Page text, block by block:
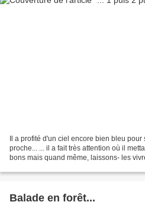
Il a profité d'un ciel encore bien bleu
proche... ... il a fait très attention où il
bons mais quand même, laissons- les
Balade en forêt...